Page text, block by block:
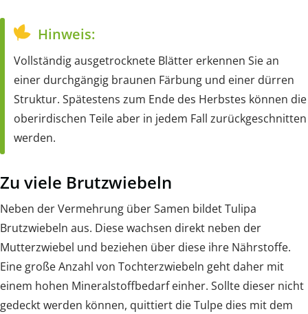
Hinweis:
Vollständig ausgetrocknete Blätter erkennen Sie an
einer durchgängig braunen Färbung und einer dürren
Struktur. Spätestens zum Ende des Herbstes können die
oberirdischen Teile aber in jedem Fall zurückgeschnitten
werden.
Zu viele Brutzwiebeln
Neben der Vermehrung über Samen bildet Tulipa
Brutzwiebeln aus. Diese wachsen direkt neben der
Mutterzwiebel und beziehen über diese ihre Nährstoffe.
Eine große Anzahl von Tochterzwiebeln geht daher mit
einem hohen Mineralstoffbedarf einher. Sollte dieser nicht
gedeckt werden können, quittiert die Tulpe dies mit dem